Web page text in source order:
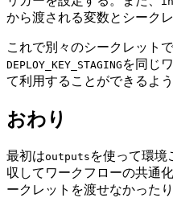
から渡される変数とシーク
これで別々のシークレット
DEPLOY_KEY_STAGING を同じ
て利用することができるよう
おわり
最初はoutputs を使って環境
収してワークフローの共通
ークレットを渡せなかった